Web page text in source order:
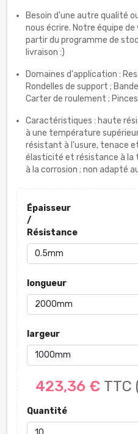
Besoin d'une autre qualité
nous écrire. Notre équipe
partir du programme de
livraison :)
Domaines d'application :
Rondelles de support ;
Carter de roulement ;
Caractéristiques : haute
à une température
résistant à l'usure, tenace
élasticité et résistance à la
à la corrosion ; non adapté
Épaisseur
/
Résistance
longueur
largeur
423,36 € TTC
Quantité